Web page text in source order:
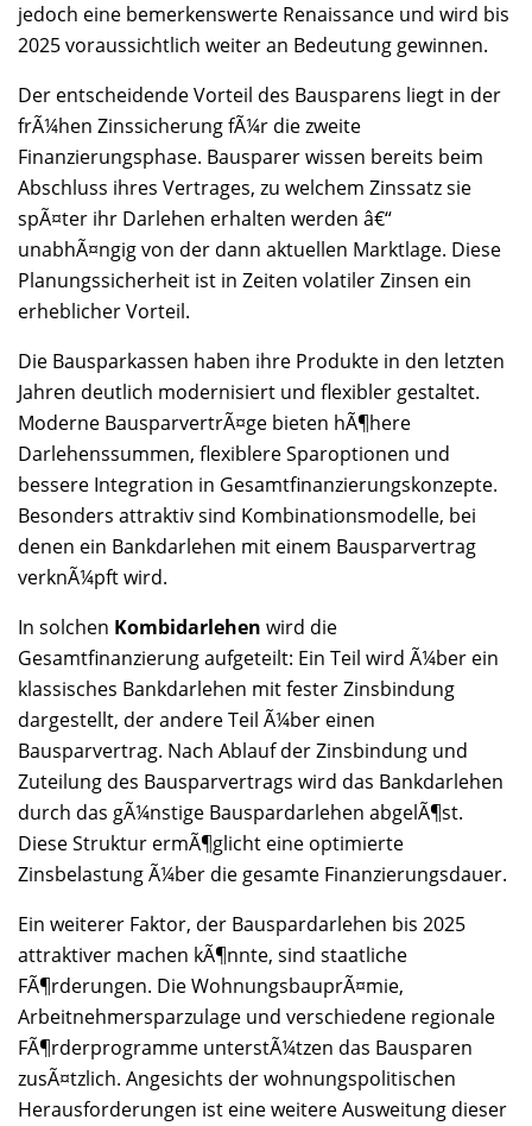
jedoch eine bemerkenswerte Renaissance und wird bis
2025 voraussichtlich weiter an Bedeutung gewinnen.
Der entscheidende Vorteil des Bausparens liegt in der
frÃ¼hen Zinssicherung fÃ¼r die zweite
Finanzierungsphase. Bausparer wissen bereits beim
Abschluss ihres Vertrages, zu welchem Zinssatz sie
spÃ¤ter ihr Darlehen erhalten werden â€“
unabhÃ¤ngig von der dann aktuellen Marktlage. Diese
Planungssicherheit ist in Zeiten volatiler Zinsen ein
erheblicher Vorteil.
Die Bausparkassen haben ihre Produkte in den letzten
Jahren deutlich modernisiert und flexibler gestaltet.
Moderne BausparvertrÃ¤ge bieten hÃ¶here
Darlehenssummen, flexiblere Sparoptionen und
bessere Integration in Gesamtfinanzierungskonzepte.
Besonders attraktiv sind Kombinationsmodelle, bei
denen ein Bankdarlehen mit einem Bausparvertrag
verknÃ¼pft wird.
In solchen Kombidarlehen wird die
Gesamtfinanzierung aufgeteilt: Ein Teil wird Ã¼ber ein
klassisches Bankdarlehen mit fester Zinsbindung
dargestellt, der andere Teil Ã¼ber einen
Bausparvertrag. Nach Ablauf der Zinsbindung und
Zuteilung des Bausparvertrags wird das Bankdarlehen
durch das gÃ¼nstige Bauspardarlehen abgelÃ¶st.
Diese Struktur ermÃ¶glicht eine optimierte
Zinsbelastung Ã¼ber die gesamte Finanzierungsdauer.
Ein weiterer Faktor, der Bauspardarlehen bis 2025
attraktiver machen kÃ¶nnte, sind staatliche
FÃ¶rderungen. Die WohnungsbauprÃ¤mie,
Arbeitnehmersparzulage und verschiedene regionale
FÃ¶rderprogramme unterstÃ¼tzen das Bausparen
zusÃ¤tzlich. Angesichts der wohnungspolitischen
Herausforderungen ist eine weitere Ausweitung dieser